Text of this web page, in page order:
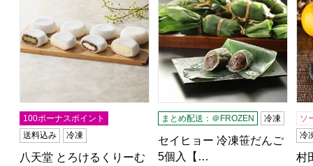
100ボーナスポイント
送料込み
冷凍
八天堂 とろけるくりーむ
まとめ配送：＠FROZEN 冷凍
セイヒョー 冷凍笹だんご
5個入【…
ソ
冷
村